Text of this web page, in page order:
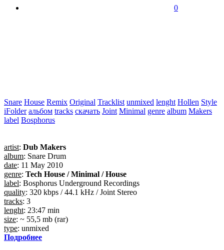
0
Snare House Remix Original Tracklist unmixed lenght Hollen Style
iFolder альбом tracks скачать Joint Minimal genre album Makers
label Bosphorus
artist: Dub Makers
album: Snare Drum
date: 11 May 2010
genre: Tech House / Minimal / House
label: Bosphorus Underground Recordings
quality: 320 kbps / 44.1 kHz / Joint Stereo
tracks: 3
lenght: 23:47 min
size: ~ 55,5 mb (rar)
type: unmixed
Подробнее